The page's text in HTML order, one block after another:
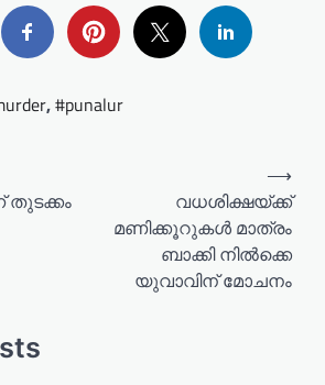
,#punalur
തുടക്കം
വധശിക്ഷയ്ക്ക്
മണിക്കൂറുകൾ മാത്രം
ബാക്കി നിൽക്കെ
യുവാവിന് മോചനം
⟶